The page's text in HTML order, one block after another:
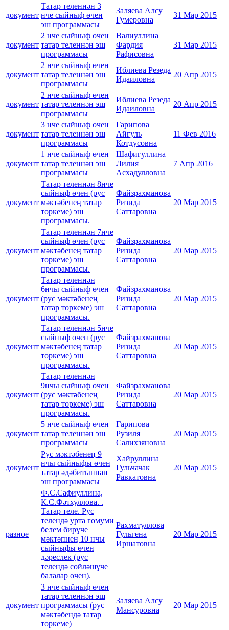
документ
Татар теленнән 3
нче сыйныф өчен
эш программасы
Заляева Алсу
Гумеровна
31 Мар 2015
документ
2 нче сыйныф өчен
татар теленнән эш
программасы
Валиуллина
Фардия
Рафисовна
31 Мар 2015
документ
2 нче сыйныф өчен
татар теленнән эш
программасы
Иблиева Резеда
Идаиловна
20 Апр 2015
документ
2 нче сыйныф өчен
татар теленнән эш
программасы
Иблиева Резеда
Идаиловна
20 Апр 2015
документ
3 нче сыйныф өчен
татар теленнән эш
программасы
Гарипова
Айгуль
Котдусовна
11 Фев 2016
документ
1 нче сыйныф өчен
татар теленнән эш
программасы
Шафигуллина
Лилия
Асхадулловна
7 Апр 2016
документ
Татар теленнән 8нче
сыйныф өчен (рус
мәктәбенең татар
төркеме) эш
программасы.
Файзрахманова
Ризида
Саттаровна
20 Мар 2015
документ
Татар теленнән 7нче
сыйныф өчен (рус
мәктәбенең татар
төркеме) эш
программасы.
Файзрахманова
Ризида
Саттаровна
20 Мар 2015
документ
Татар теленнән
6нчы сыйныф өчен
(рус мәктәбенең
татар төркеме) эш
программасы.
Файзрахманова
Ризида
Саттаровна
20 Мар 2015
документ
Татар теленнән 5нче
сыйныф өчен (рус
мәктәбенең татар
төркеме) эш
программасы.
Файзрахманова
Ризида
Саттаровна
20 Мар 2015
документ
Татар теленнән
9нчы сыйныф өчен
(рус мәктәбенең
татар төркеме) эш
программасы.
Файзрахманова
Ризида
Саттаровна
20 Мар 2015
документ
5 нче сыйныф өчен
татар теленнән эш
программасы
Гарипова
Рузиля
Салихзяновна
20 Мар 2015
документ
Рус мәктәбенең 9
нчы сыйныфы өчен
татар әдәбитыннан
эш программасы
Хайруллина
Гульчачак
Равкатовна
20 Мар 2015
разное
Ф.С.Сафиуллина,
К.С.Фәтхуллова. .
Татар теле. Рус
телендә урта гомуми
белем бирүче
мәктәпнең 10 нчы
сыйныфы өчен
дәреслек (рус
телендә сөйләшүче
балалар өчен).
Рахматуллова
Гульгена
Иршатовна
20 Мар 2015
документ
3 нче сыйныф өчен
татар теленнән эш
программасы (рус
мәктәбендә татар
төркеме)
Заляева Алсу
Мансуровна
20 Мар 2015